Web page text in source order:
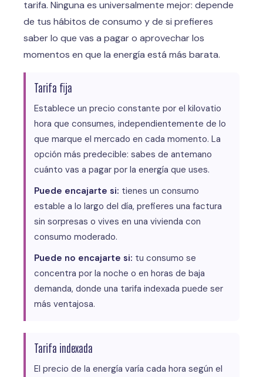
tarifa. Ninguna es universalmente mejor: depende
de tus hábitos de consumo y de si prefieres
saber lo que vas a pagar o aprovechar los
momentos en que la energía está más barata.
Tarifa fija
Establece un precio constante por el kilovatio
hora que consumes, independientemente de lo
que marque el mercado en cada momento. La
opción más predecible: sabes de antemano
cuánto vas a pagar por la energía que uses.
Puede encajarte si: tienes un consumo
estable a lo largo del día, prefieres una factura
sin sorpresas o vives en una vivienda con
consumo moderado.
Puede no encajarte si: tu consumo se
concentra por la noche o en horas de baja
demanda, donde una tarifa indexada puede ser
más ventajosa.
Tarifa indexada
El precio de la energía varía cada hora según el